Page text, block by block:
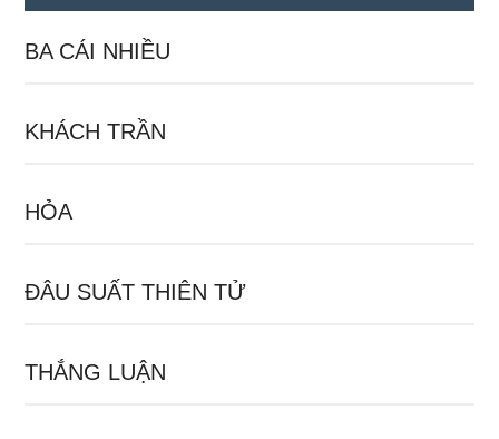
BA CÁI NHIỀU
KHÁCH TRẦN
HỎA
ĐÂU SUẤT THIÊN TỬ
THẮNG LUẬN